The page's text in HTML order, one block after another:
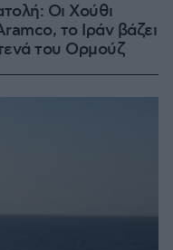
Οι Χούθι
το Ιράν βάζει
του Ορμούζ